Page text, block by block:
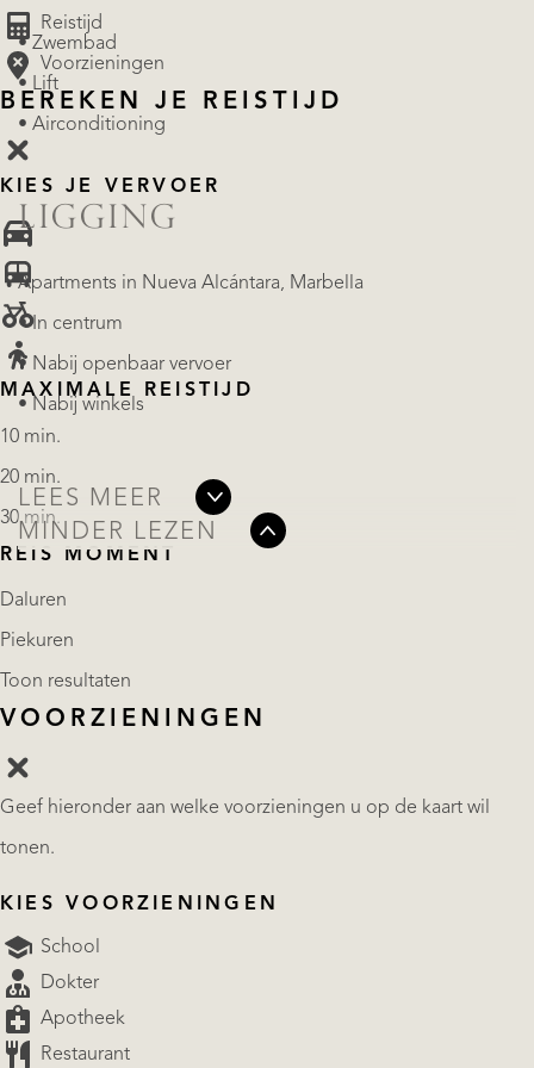
• Zwembad
• Lift
• Airconditioning
LIGGING
Apartments in Nueva Alcántara, Marbella
• In centrum
• Nabij openbaar vervoer
• Nabij winkels
LEES MEER
MINDER LEZEN
Reistijd
Voorzieningen
BEREKEN JE REISTIJD
KIES JE VERVOER
MAXIMALE REISTIJD
10 min.
20 min.
30 min.
REIS MOMENT
Daluren
Piekuren
Toon resultaten
VOORZIENINGEN
Geef hieronder aan welke voorzieningen u op de kaart wil
tonen.
KIES VOORZIENINGEN
School
Dokter
Apotheek
Restaurant